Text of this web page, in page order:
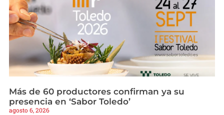
Más de 60 productores confirman ya su
presencia en ‘Sabor Toledo’
agosto 6, 2026